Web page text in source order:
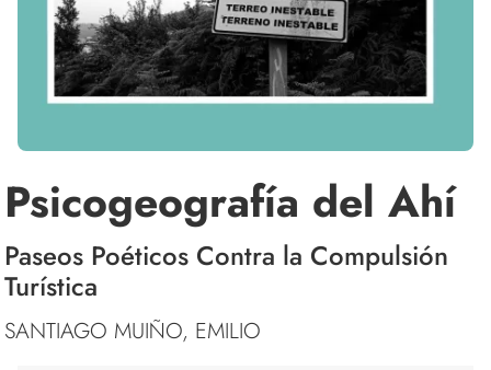
Psicogeografía del Ahí
Paseos Poéticos Contra la Compulsión
Turística
SANTIAGO MUIÑO, EMILIO